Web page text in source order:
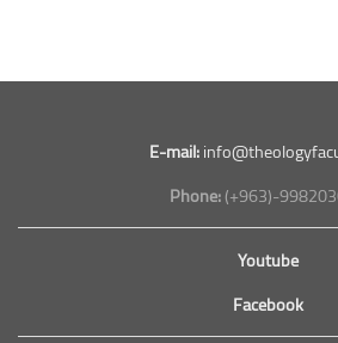
E-mail:
Phone:(+963)-
Youtube
Facebook